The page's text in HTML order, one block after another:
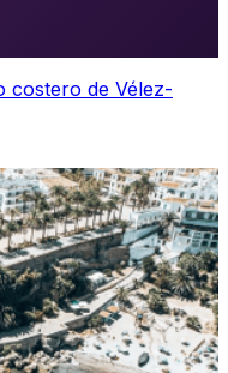
costero de Vélez-